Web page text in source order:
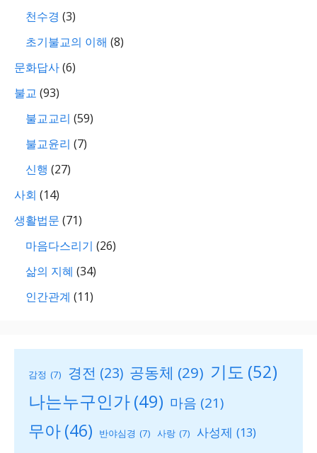
천수경 (3)
초기불교의 이해 (8)
문화답사(6)
불교 (93)
불교교리 (59)
불교윤리 (7)
신행 (27)
사회 (14)
생활법문 (71)
마음다스리기 (26)
삶의 지혜 (34)
인간관계 (11)
감정 (7) 경전 (23) 공동체 (29) 기도 (52)
나는누구인가(49) 마음 (21)
무아(46) 반야심경 (7) 사랑 (7) 사성제 (13)